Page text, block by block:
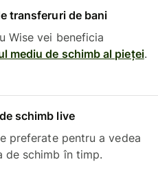
transferuri de bani
Wise vei beneficia
mediu de schimb al pieței.
schimb live
preferate pentru a vedea
de schimb în timp.